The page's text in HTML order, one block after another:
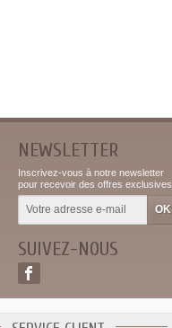
NEWSLETTER
Inscrivez-vous à notre newsletter
pour recevoir des offres exclusives
SUIVEZ-NOUS